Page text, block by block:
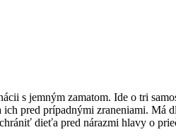
jemným zamatom. Ide o tri
pred prípadnými zraneniami.
dieťa pred nárazmi hlavy o